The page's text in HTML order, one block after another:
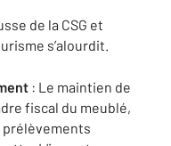
de la CSG et
s’alourdit.
: Le maintien de
fiscal du meublé,
prélèvements